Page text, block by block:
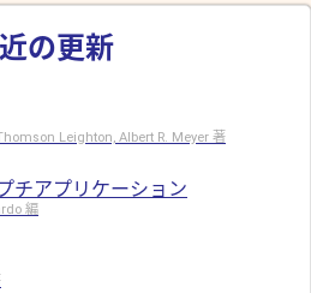
の更新
Leighton, Albert R. Meyer 著
チアプリケーション
編